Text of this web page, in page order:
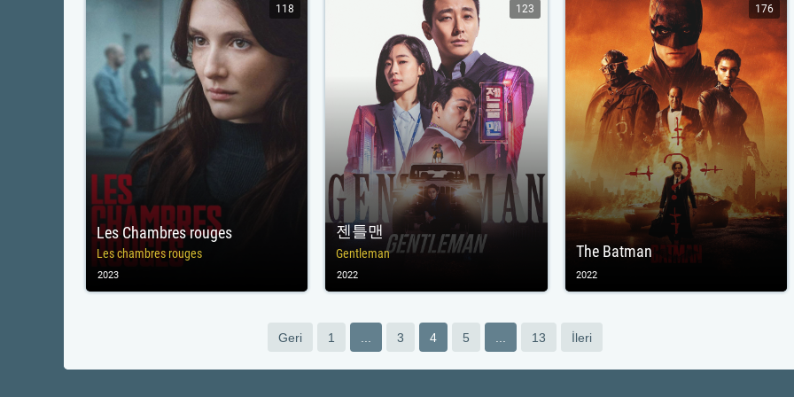
Les Chambres rouges
Les chambres rouges
118
2023
젠틀맨
Gentleman
123
2022
The Batman
176
2022
Geri 1 3 4 5 13 İleri